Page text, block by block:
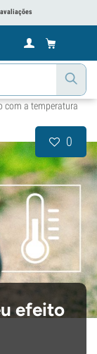
avaliações
com a temperatura
0
efeito